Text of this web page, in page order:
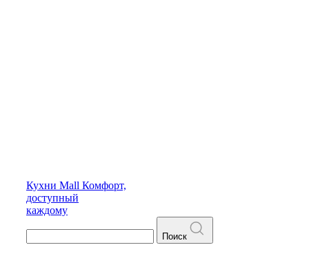
Кухни Mall Комфорт,
доступный
каждому
Поиск